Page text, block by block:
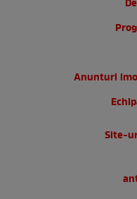
Anunturi
Site-